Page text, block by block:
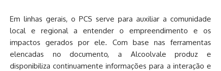
Em linhas gerais, o PCS serve para auxiliar a comunidade
local e regional a entender o empreendimento e os
impactos gerados por ele. Com base nas ferramentas
elencadas no documento, a Alcoolvale produz e
disponibiliza continuamente informações para a interação e